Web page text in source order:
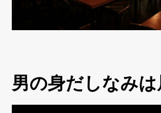
男の身だしなみは